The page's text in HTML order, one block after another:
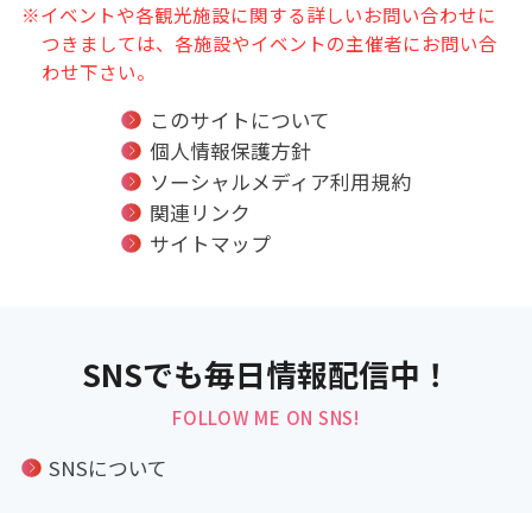
※イベントや各観光施設に関する詳しいお問い合わせに
つきましては、各施設やイベントの主催者にお問い合
わせ下さい。
このサイトについて
個人情報保護方針
ソーシャルメディア利用規約
関連リンク
サイトマップ
SNSでも毎日情報配信中！
FOLLOW ME ON SNS!
SNSについて